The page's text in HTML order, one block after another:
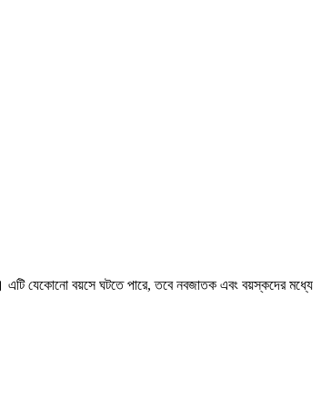
এটি যেকোনো বয়সে ঘটতে পারে, তবে নবজাতক এবং বয়স্কদের মধ্যে